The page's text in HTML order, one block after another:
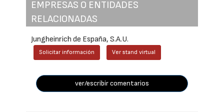
EMPRESAS O ENTIDADES
RELACIONADAS
Jungheinrich de España, S.A.U.
Solicitar información Ver stand virtual
ver/escribir comentarios